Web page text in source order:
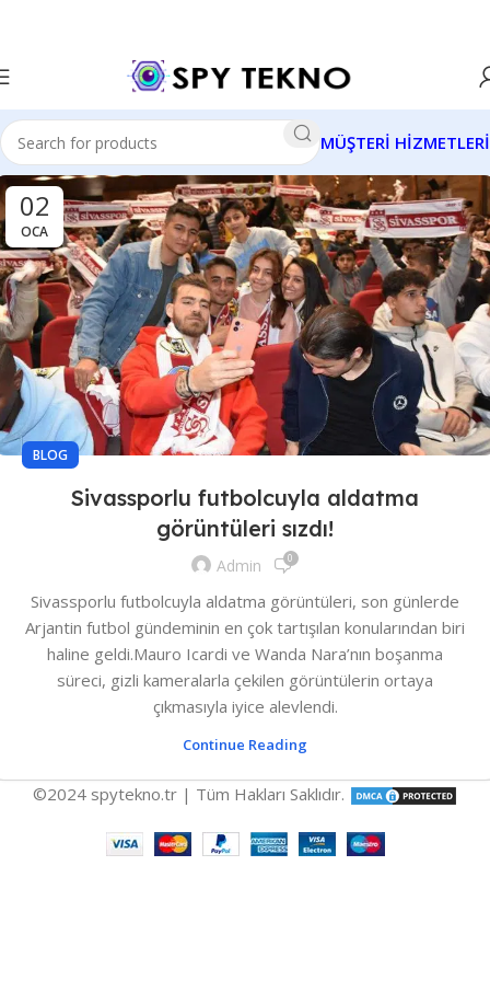
MÜŞTERİ HİZMETLERİ
02
OCA
BLOG
Sivassporlu futbolcuyla aldatma
görüntüleri sızdı!
Admin 0
Sivassporlu futbolcuyla aldatma görüntüleri, son günlerde
Arjantin futbol gündeminin en çok tartışılan konularından biri
haline geldi.Mauro Icardi ve Wanda Nara’nın boşanma
süreci, gizli kameralarla çekilen görüntülerin ortaya
çıkmasıyla iyice alevlendi.
Continue Reading
©2024 spytekno.tr | Tüm Hakları Saklıdır.